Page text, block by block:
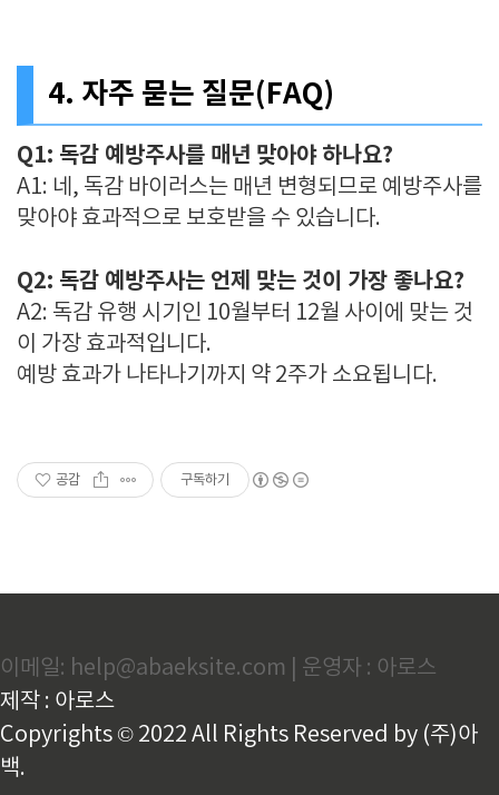
4. 자주 묻는 질문(FAQ)
Q1: 독감 예방주사를 매년 맞아야 하나요?
A1: 네, 독감 바이러스는 매년 변형되므로 예방주사를
맞아야 효과적으로 보호받을 수 있습니다.
Q2: 독감 예방주사는 언제 맞는 것이 가장 좋나요?
A2: 독감 유행 시기인 10월부터 12월 사이에 맞는 것
이 가장 효과적입니다.
예방 효과가 나타나기까지 약 2주가 소요됩니다.
공감 구독하기
이메일: help@abaeksite.com | 운영자 : 아로스
제작 : 아로스
Copyrights © 2022 All Rights Reserved by (주)아
백.